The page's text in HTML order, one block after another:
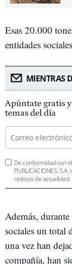
Esas 20.000
entidades
MIENTRAS
Apúntate gratis
temas del día
De conformidad con el
PUBLICACIONES,
noticias de actualidad.
Además,
sociales un total
una vez han
compañía, han